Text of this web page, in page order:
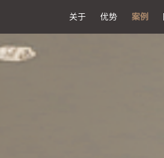
关于 优势 案例